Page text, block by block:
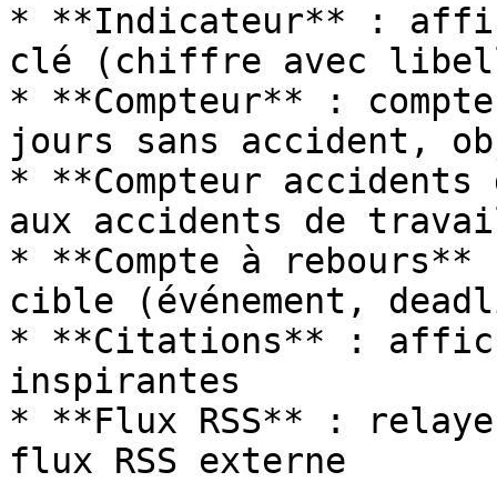
* **Indicateur** :
clé (chiffre avec
* **Compteur** :
jours sans accident,
* **Compteur
aux accidents de
* **Compte à rebours**
cible (événement,
* **Citations** :
inspirantes
* **Flux RSS** :
flux RSS externe